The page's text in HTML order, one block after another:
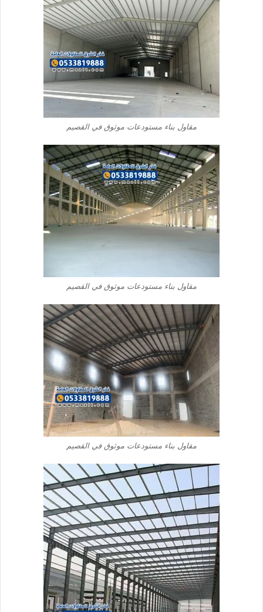
مقاول بناء مستودعات موثوق في القصيم
مقاول بناء مستودعات موثوق في القصيم
مقاول بناء مستودعات موثوق في القصيم